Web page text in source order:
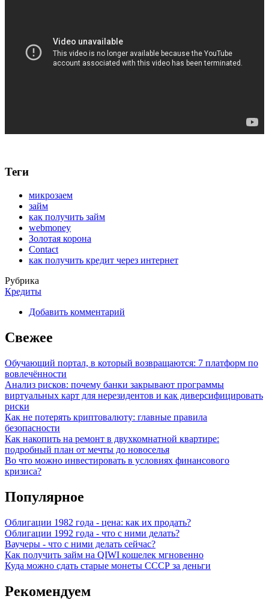
Теги
микрозаем
займ
как получить займ
webmoney
Золотая корона
Contact
как получить кредит через интернет
Рубрика
Кредиты
Добавить комментарий
Свежее
Обучающий портал, в который возвращаются: 7 платформ по
вовлечённости
Анализ рисков: почему банки закрывают программы
виртуальных карт для нерезидентов и как диверсифицировать
риски
Как не потерять криптовалюту: главные правила
безопасности
Как накопить на ремонт в двухкомнатной квартире:
подробный план от мечты до новоселья
Во что можно инвестировать в условиях финансового
кризиса?
Популярное
Облигации 1982 года - цена: как их продать?
Облигации 1992 года - что с ними делать?
Ваучеры - что с ними делать сейчас?
Как получить займ на QIWI кошелек мгновенно
Куда можно сдать старые монеты СССР за деньги
Рекомендуем